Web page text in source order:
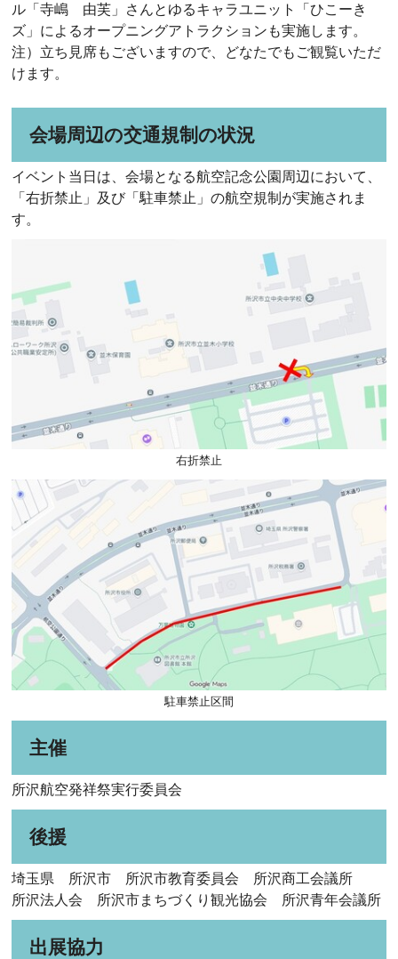
ル「寺嶋 由芙」さんとゆるキャラユニット「ひこーき
ズ」によるオープニングアトラクションも実施します。
注）立ち見席もございますので、どなたでもご観覧いただ
けます。
会場周辺の交通規制の状況
イベント当日は、会場となる航空記念公園周辺において、
「右折禁止」及び「駐車禁止」の航空規制が実施されま
す。
右折禁止
駐車禁止区間
主催
所沢航空発祥祭実行委員会
後援
埼玉県 所沢市 所沢市教育委員会 所沢商工会議所
所沢法人会 所沢市まちづくり観光協会 所沢青年会議所
出展協力